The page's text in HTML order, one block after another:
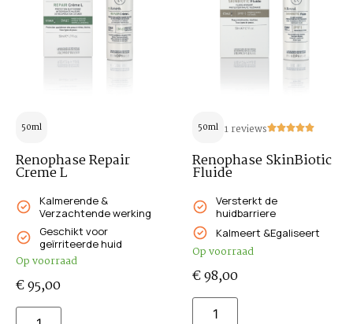
50ml
Renophase Repair
Creme L
Kalmerende &
Verzachtende werking
Geschikt voor
geïrriteerde huid
Op voorraad
€95,00
50ml 1 reviews
Renophase SkinBiotic
Fluide
Versterkt de
huidbarriere
Kalmeert &Egaliseert
Op voorraad
€98,00